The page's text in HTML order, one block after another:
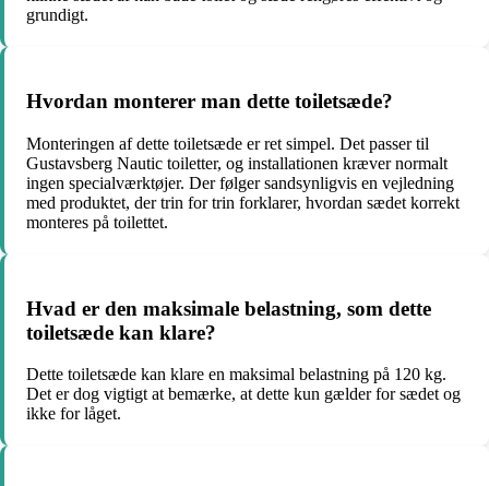
grundigt.
Hvordan monterer man dette toiletsæde?
Monteringen af dette toiletsæde er ret simpel. Det passer til
Gustavsberg Nautic toiletter, og installationen kræver normalt
ingen specialværktøjer. Der følger sandsynligvis en vejledning
med produktet, der trin for trin forklarer, hvordan sædet korrekt
monteres på toilettet.
Hvad er den maksimale belastning, som dette
toiletsæde kan klare?
Dette toiletsæde kan klare en maksimal belastning på 120 kg.
Det er dog vigtigt at bemærke, at dette kun gælder for sædet og
ikke for låget.